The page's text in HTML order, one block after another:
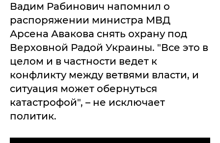
Вадим Рабинович напомнил о
распоряжении министра МВД
Арсена Авакова снять охрану под
Верховной Радой Украины. "Все это в
целом и в частности ведет к
конфликту между ветвями власти, и
ситуация может обернуться
катастрофой", – не исключает
политик.